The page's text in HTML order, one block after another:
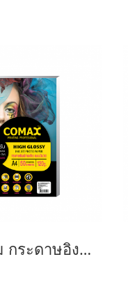
120 แกรม กระดาษอิงค์เจ็ท โคแม็กซ์ มันวาว A4 (50แผ่น/แพ็ค)